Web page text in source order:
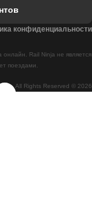
All Rights Reserved © 2026
Rail Ninja не является
поездами.
конфиденциальности